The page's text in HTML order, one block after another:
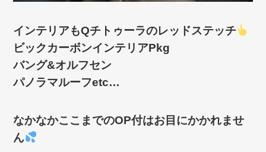
インテリアもQチトゥーラのレッドステッチ
ビックカーボンインテリアPkg
バング&オルフセン
パノラマルーフetc…
なかなかここまでのOP付はお目にかかれませ
ん